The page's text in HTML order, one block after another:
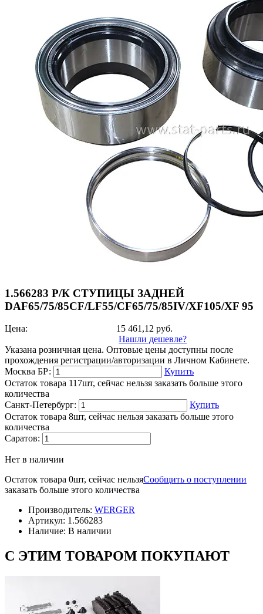
1.566283 Р/К СТУПИЦЫ ЗАДНЕЙ
DAF65/75/85CF/LF55/CF65/75/85IV/XF105/XF 95
Цена: 15 461,12руб.
Нашли дешевле?
Указана розничная цена. Оптовые цены доступны после
прохождения регистрации/авторизации в Личном Кабинете.
Москва БР:
Купить
Остаток товара 117шт, сейчас нельзя заказать больше этого
количества
Санкт-Петербург:
Купить
Остаток товара 8шт, сейчас нельзя заказать больше этого
количества
Саратов:
Нет в наличии
Сообщить о поступлении
Остаток товара 0шт, сейчас нельзя
заказать больше этого количества
Производитель: WERGER
Артикул: 1.566283
Наличие: В наличии
С ЭТИМ ТОВАРОМ ПОКУПАЮТ